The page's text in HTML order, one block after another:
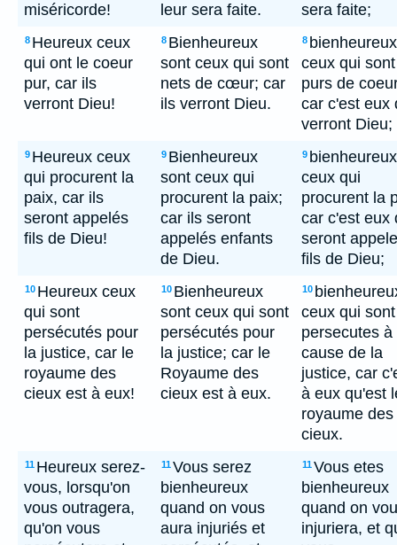
miséricorde!
leur sera faite.
sera faite;
8 Heureux ceux
qui ont le coeur
pur, car ils
verront Dieu!
8 Bienheureux
sont ceux qui sont
nets de cœur; car
ils verront Dieu.
8 bienheureux
ceux qui sont
purs de
car c'est eux
verront Dieu;
9 Heureux ceux
qui procurent la
paix, car ils
seront appelés
fils de Dieu!
9 Bienheureux
sont ceux qui
procurent la paix;
car ils seront
appelés enfants
de Dieu.
9 bienheureux
ceux qui
procurent la
car c'est eux
seront
fils de Dieu;
10 Heureux ceux
qui sont
persécutés pour
la justice, car le
royaume des
cieux est à eux!
10 Bienheureux
sont ceux qui sont
persécutés pour
la justice; car le
Royaume des
cieux est à eux.
10
ceux qui sont
persecutes à
cause de la
justice, car
à eux qu'est
royaume des
cieux.
11 Heureux serez-
vous, lorsqu'on
vous outragera,
qu'on vous
11Vous serez
bienheureux
quand on vous
aura injuriés et
11Vous etes
bienheureux
quand on
injuriera, et